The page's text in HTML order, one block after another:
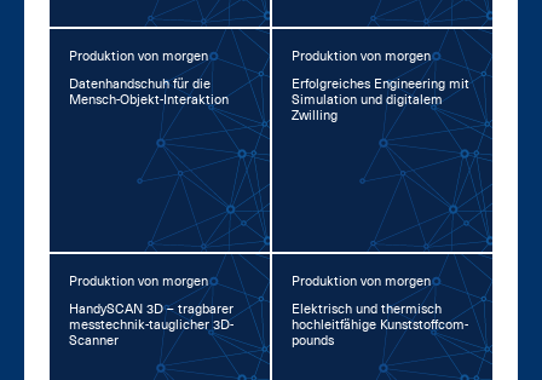
Produktion von morgen
Da­ten­hand­schuh für die
Mensch-Ob­jekt-In­ter­ak­ti­on
Produktion von morgen
Er­folg­rei­ches En­gi­nee­ring mit
Si­mu­la­ti­on und di­gi­ta­lem
Zwil­ling
Produktion von morgen
Han­dy­SCAN 3D – trag­ba­rer
mess­tech­nik-taug­li­cher 3D-
Scan­ner
Produktion von morgen
Elek­trisch und ther­misch
hoch­leit­fä­hi­ge Kunst­stoff­com­
pounds